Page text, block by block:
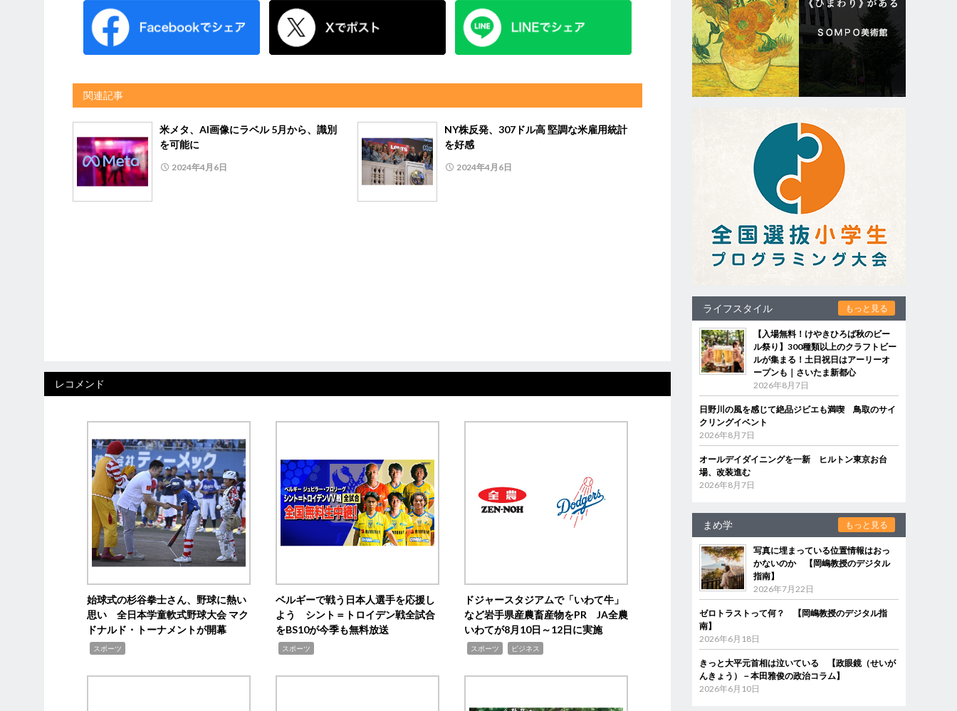
関連記事
米メタ、AI画像にラベル 5月から、識別
を可能に
2024年4月6日
NY株反発、307ドル高 堅調な米雇用統計
を好感
2024年4月6日
レコメンド
始球式の杉谷拳士さん、野球に熱い
思い 全日本学童軟式野球大会 マク
ドナルド・トーナメントが開幕
スポーツ
ベルギーで戦う日本人選手を応援し
よう シント＝トロイデン戦全試合
をBS10が今季も無料放送
スポーツ
ドジャースタジアムで「いわて牛」
など岩手県産農畜産物をPR JA全農
いわてが8月10日～12日に実施
スポーツ ビジネス
ライフスタイル もっと見る
【入場無料！けやきひろば秋のビー
ル祭り】300種類以上のクラフトビー
ルが集まる！土日祝日はアーリーオ
ープンも｜さいたま新都心
2026年8月7日
日野川の風を感じて絶品ジビエも満喫 鳥取のサイ
クリングイベント
2026年8月7日
オールデイダイニングを一新 ヒルトン東京お台
場、改装進む
2026年8月7日
まめ学 もっと見る
写真に埋まっている位置情報はおっ
かないのか 【岡嶋教授のデジタル
指南】
2026年7月22日
ゼロトラストって何？ 【岡嶋教授のデジタル指
南】
2026年6月18日
きっと大平元首相は泣いている 【政眼鏡（せいが
んきょう）－本田雅俊の政治コラム】
2026年6月10日